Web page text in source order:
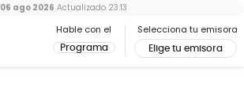
Hable con el
Programa
Selecciona tu emisora
Elige tu emisora
06 ago 2026 Actualizado 23:13